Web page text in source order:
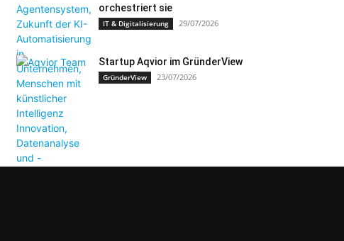
orchestriert sie
IT & Digitalisierung 29/07/2026
Startup Aqvior im GründerView
GründerView 23/07/2026